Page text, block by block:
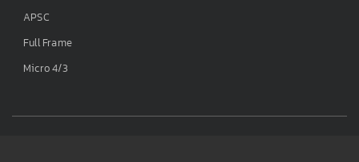
APSC
Full Frame
Micro 4/3